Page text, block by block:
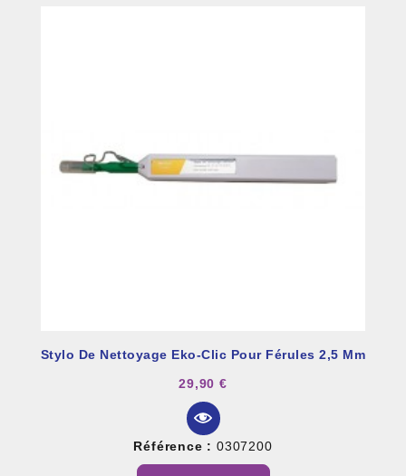
Stylo De Nettoyage Eko-Clic Pour Férules 2,5 Mm
29,90 €
Référence : 0307200